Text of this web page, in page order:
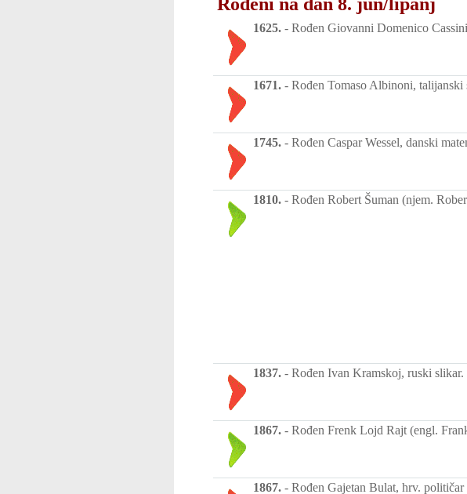
1625. - Rođen Giovanni Domenico
1671. - Rođen Tomaso Albinoni, talijanski
1745. - Rođen Caspar Wessel, danski
1810. - Rođen Robert Šuman (njem.
1837. - Rođen Ivan Kramskoj, ruski slikar.
1867. - Rođen Frenk Lojd Rajt (engl.
1867. - Rođen Gajetan Bulat, hrv.